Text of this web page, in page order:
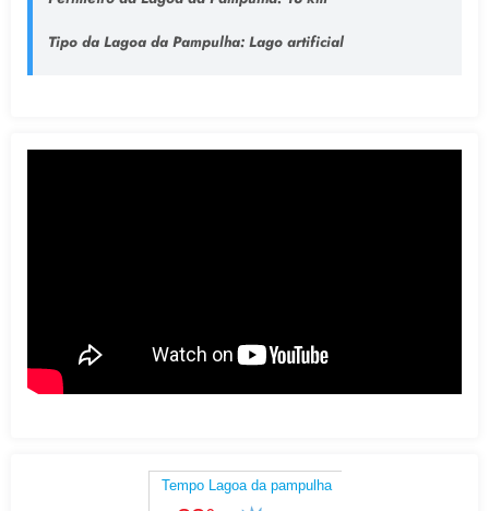
Tipo da Lagoa da Pampulha: Lago artificial